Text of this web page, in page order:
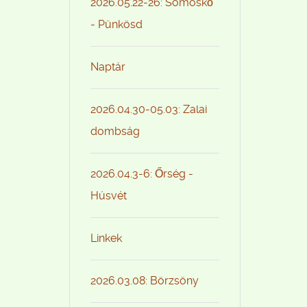
- Pünkösd
Naptár
2026.04.30-05.03: Zalai
dombság
2026.04.3-6: Őrség -
Húsvét
Linkek
2026.03.08: Börzsöny